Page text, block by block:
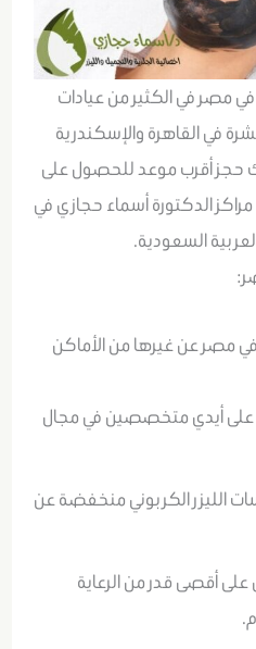
في مصر في الكثير من عيادات
في القاهرة والإسكندرية
حجز أقرب موعد للحصول على
الدكتورة أسماء حجازي في
السعودية.
في مصر عن غيرها من الأماكن
على أيدي متخصصين في مجال
الليزر الكربوني منخفضة عن
أقصى قدر من الرعاية